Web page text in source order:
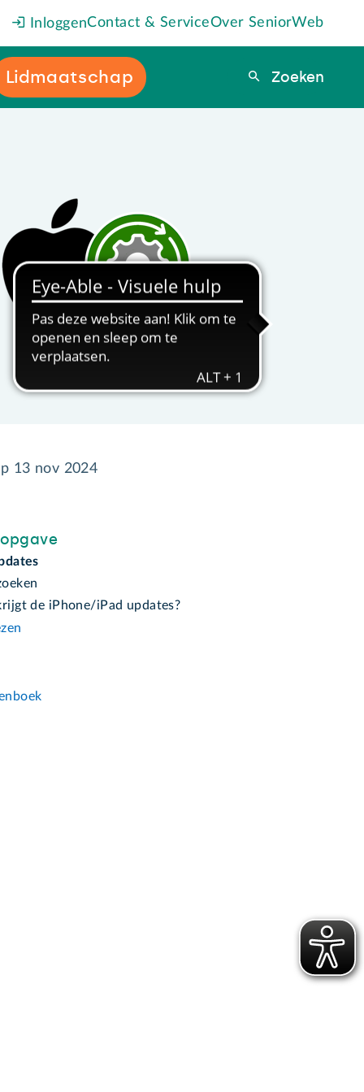
InloggenContact & ServiceOver SeniorWeb
Lidmaatschap Zoeken
Zoeken
13 nov 2024
de iPhone/iPad updates?